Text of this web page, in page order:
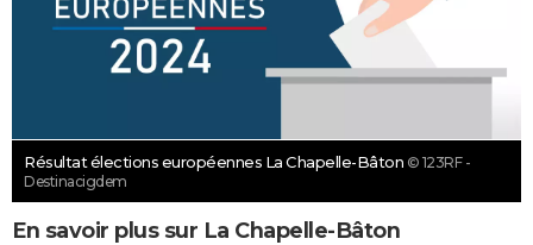
Résultat élections européennes La Chapelle-Bâton © 123RF -
Destinacigdem
En savoir plus sur La Chapelle-Bâton